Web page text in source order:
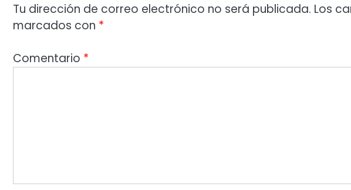
Tu dirección de correo electrónico no será publicada. Los
marcados con *
Comentario *